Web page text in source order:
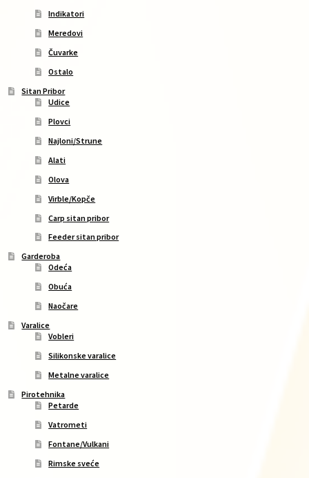
Indikatori
Meredovi
Čuvarke
Ostalo
Sitan Pribor
Udice
Plovci
Najloni/Strune
Alati
Olova
Virble/Kopče
Carp sitan pribor
Feeder sitan pribor
Garderoba
Odeća
Obuća
Naočare
Varalice
Vobleri
Silikonske varalice
Metalne varalice
Pirotehnika
Petarde
Vatrometi
Fontane/Vulkani
Rimske sveće